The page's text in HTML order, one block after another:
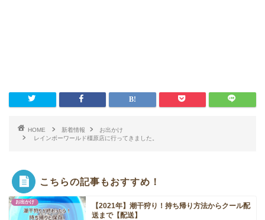
HOME 新着情報
お出かけ
レインボーワールド橿原店に行ってきました。
こちらの記事もおすすめ！
お出かけ
【2021年】潮干狩り！持ち帰り方法からクール配
送まで【配送】